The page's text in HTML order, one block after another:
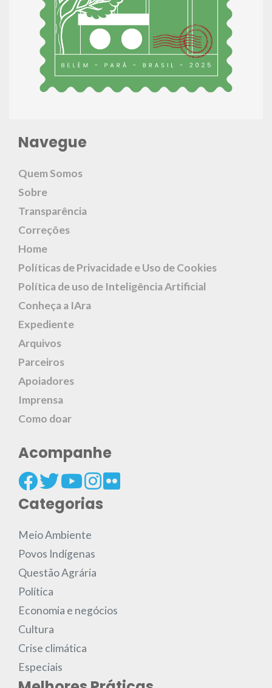
Navegue
Quem Somos
Sobre
Transparência
Correções
Home
Políticas de Privacidade e Uso de Cookies
Política de uso de Inteligência Artificial
Conheça a IAra
Expediente
Arquivos
Parceiros
Apoiadores
Imprensa
Como doar
Acompanhe
Categorias
Meio Ambiente
Povos Indígenas
Questão Agrária
Política
Economia e negócios
Cultura
Crise climática
Especiais